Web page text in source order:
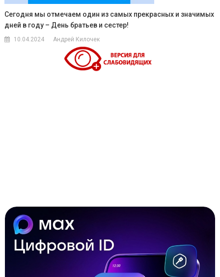
Сегодня мы отмечаем один из самых прекрасных и значимых
дней в году – День братьев и сестер!
10.04.2024 Андрей Килочек